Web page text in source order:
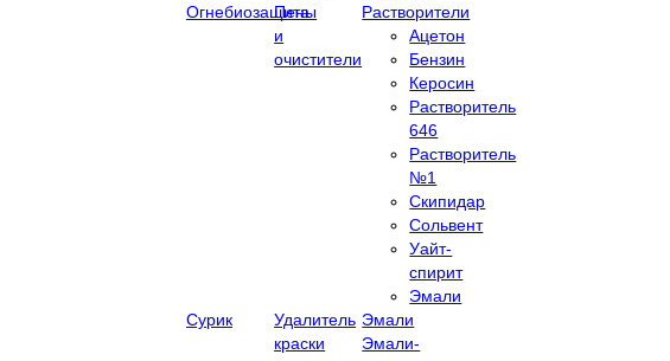
Огнебиозащита
Пены
и
очистители
Растворители
Ацетон
Бензин
Керосин
Растворитель
646
Растворитель
№1
Скипидар
Сольвент
Уайт-
спирит
Эмали
Сурик
Удалитель
краски
Эмали
Эмали-